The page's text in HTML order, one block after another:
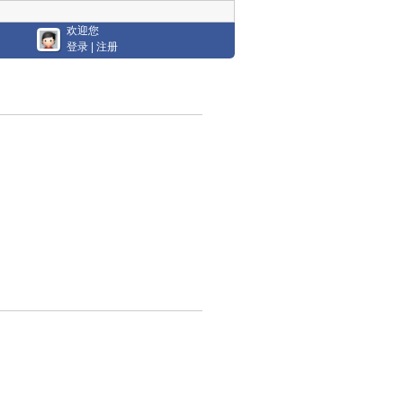
欢迎您
登录
注册